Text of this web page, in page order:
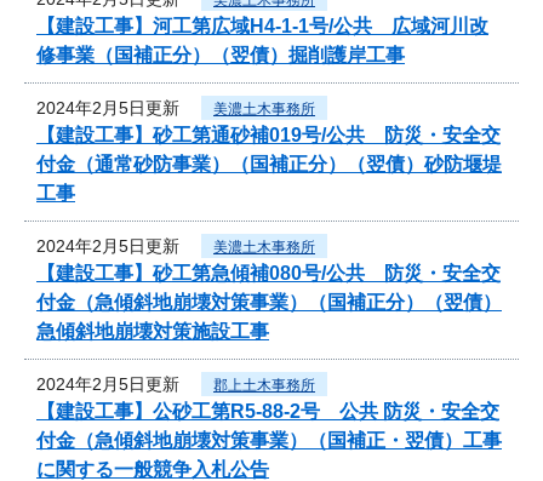
【建設工事】河工第広域H4-1-1号/公共 広域河川改
修事業（国補正分）（翌債）掘削護岸工事
2024年2月5日更新 美濃土木事務所
【建設工事】砂工第通砂補019号/公共 防災・安全交
付金（通常砂防事業）（国補正分）（翌債）砂防堰堤
工事
2024年2月5日更新 美濃土木事務所
【建設工事】砂工第急傾補080号/公共 防災・安全交
付金（急傾斜地崩壊対策事業）（国補正分）（翌債）
急傾斜地崩壊対策施設工事
2024年2月5日更新 郡上土木事務所
【建設工事】公砂工第R5-88-2号 公共 防災・安全交
付金（急傾斜地崩壊対策事業）（国補正・翌債）工事
に関する一般競争入札公告